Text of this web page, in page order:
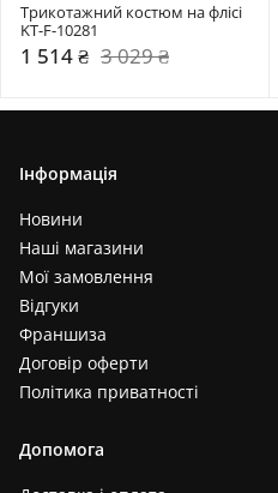
Трикотажний костюм на флісі
KT-F-10281
1 514 ₴ 3 029 ₴
Інформація
Новини
Наші магазини
Мої замовлення
Відгуки
Франшиза
Договір оферти
Політика приватності
Допомога